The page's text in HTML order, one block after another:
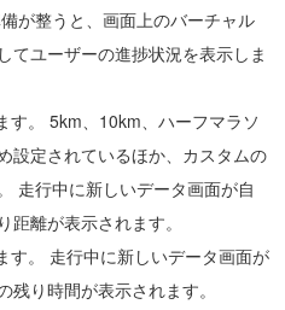
が整うと、画面上のバーチャル
てユーザーの進捗状況を表示しま
す。 5km、10km、ハーフマラソ
設定されているほか、カスタムの
走行中に新しいデータ画面が自
離が表示されます。
す。 走行中に新しいデータ画面が
り時間が表示されます。